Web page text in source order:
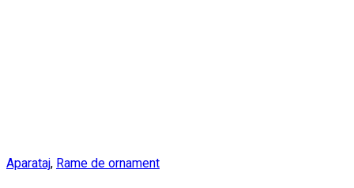
Aparataj, Rame de ornament